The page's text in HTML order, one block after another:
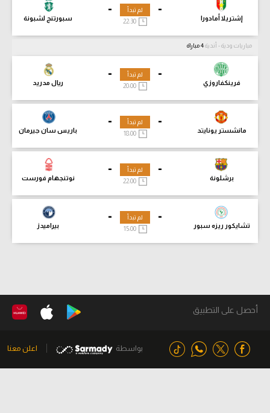
-
إشتريلا أمادورا
-
سبورتنج لشبونة
لم تبدأ
مباريات ودية - أندية
-
فرينكفاروزي
-
ريال مدريد
لم تبدأ
-
مانشستر يونايتد
-
باريس سان جيرمان
لم تبدأ
18:00
-
برشلونة
-
نوتنجهام فورست
لم تبدأ
-
تشايكور ريزه سبور
-
بيراميدز
لم تبدأ
15:00
أحصل على التطبيق
بواسطة اعلن معنا